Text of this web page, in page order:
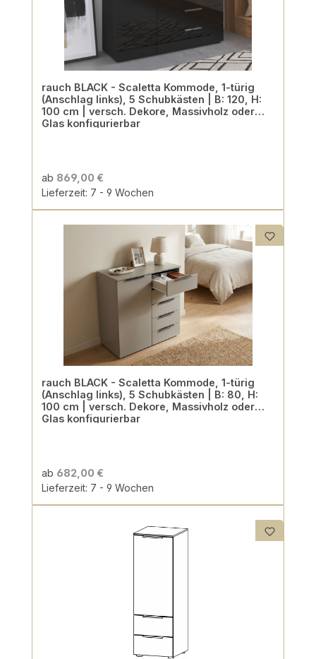
rauch BLACK - Scaletta Kommode, 1-türig
(Anschlag links), 5 Schubkästen | B: 120, H:
100 cm | versch. Dekore, Massivholz oder
Glas konfigurierbar
ab 869,00 €
Lieferzeit: 7 - 9 Wochen
rauch BLACK - Scaletta Kommode, 1-türig
(Anschlag links), 5 Schubkästen | B: 80, H:
100 cm | versch. Dekore, Massivholz oder
Glas konfigurierbar
ab 682,00 €
Lieferzeit: 7 - 9 Wochen